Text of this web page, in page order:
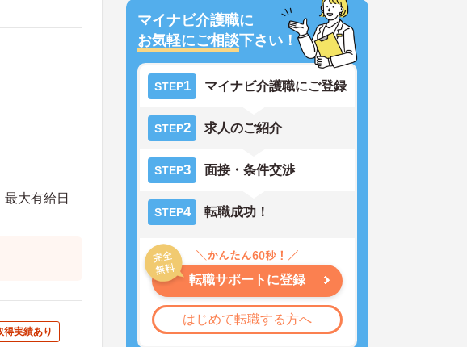
大有給日
得実績あり
マイナビ介護職に
お気軽にご相談下さい！
STEP1 マイナビ介護職にご登録
STEP2 求人のご紹介
STEP3 面接・条件交渉
STEP4 転職成功！
転職サポートに登録
はじめて転職する方へ